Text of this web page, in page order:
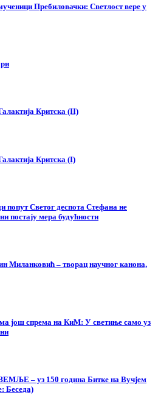
Пребиловачки: Светлост вере у
Критска (II)
Критска (I)
Светог деспота Стефана не
постају мера будућности
Миланковић – творац научног канона,
још спрема на КиМ: У светиње само уз
– уз 150 година Битке на Вучјем
Беседа)